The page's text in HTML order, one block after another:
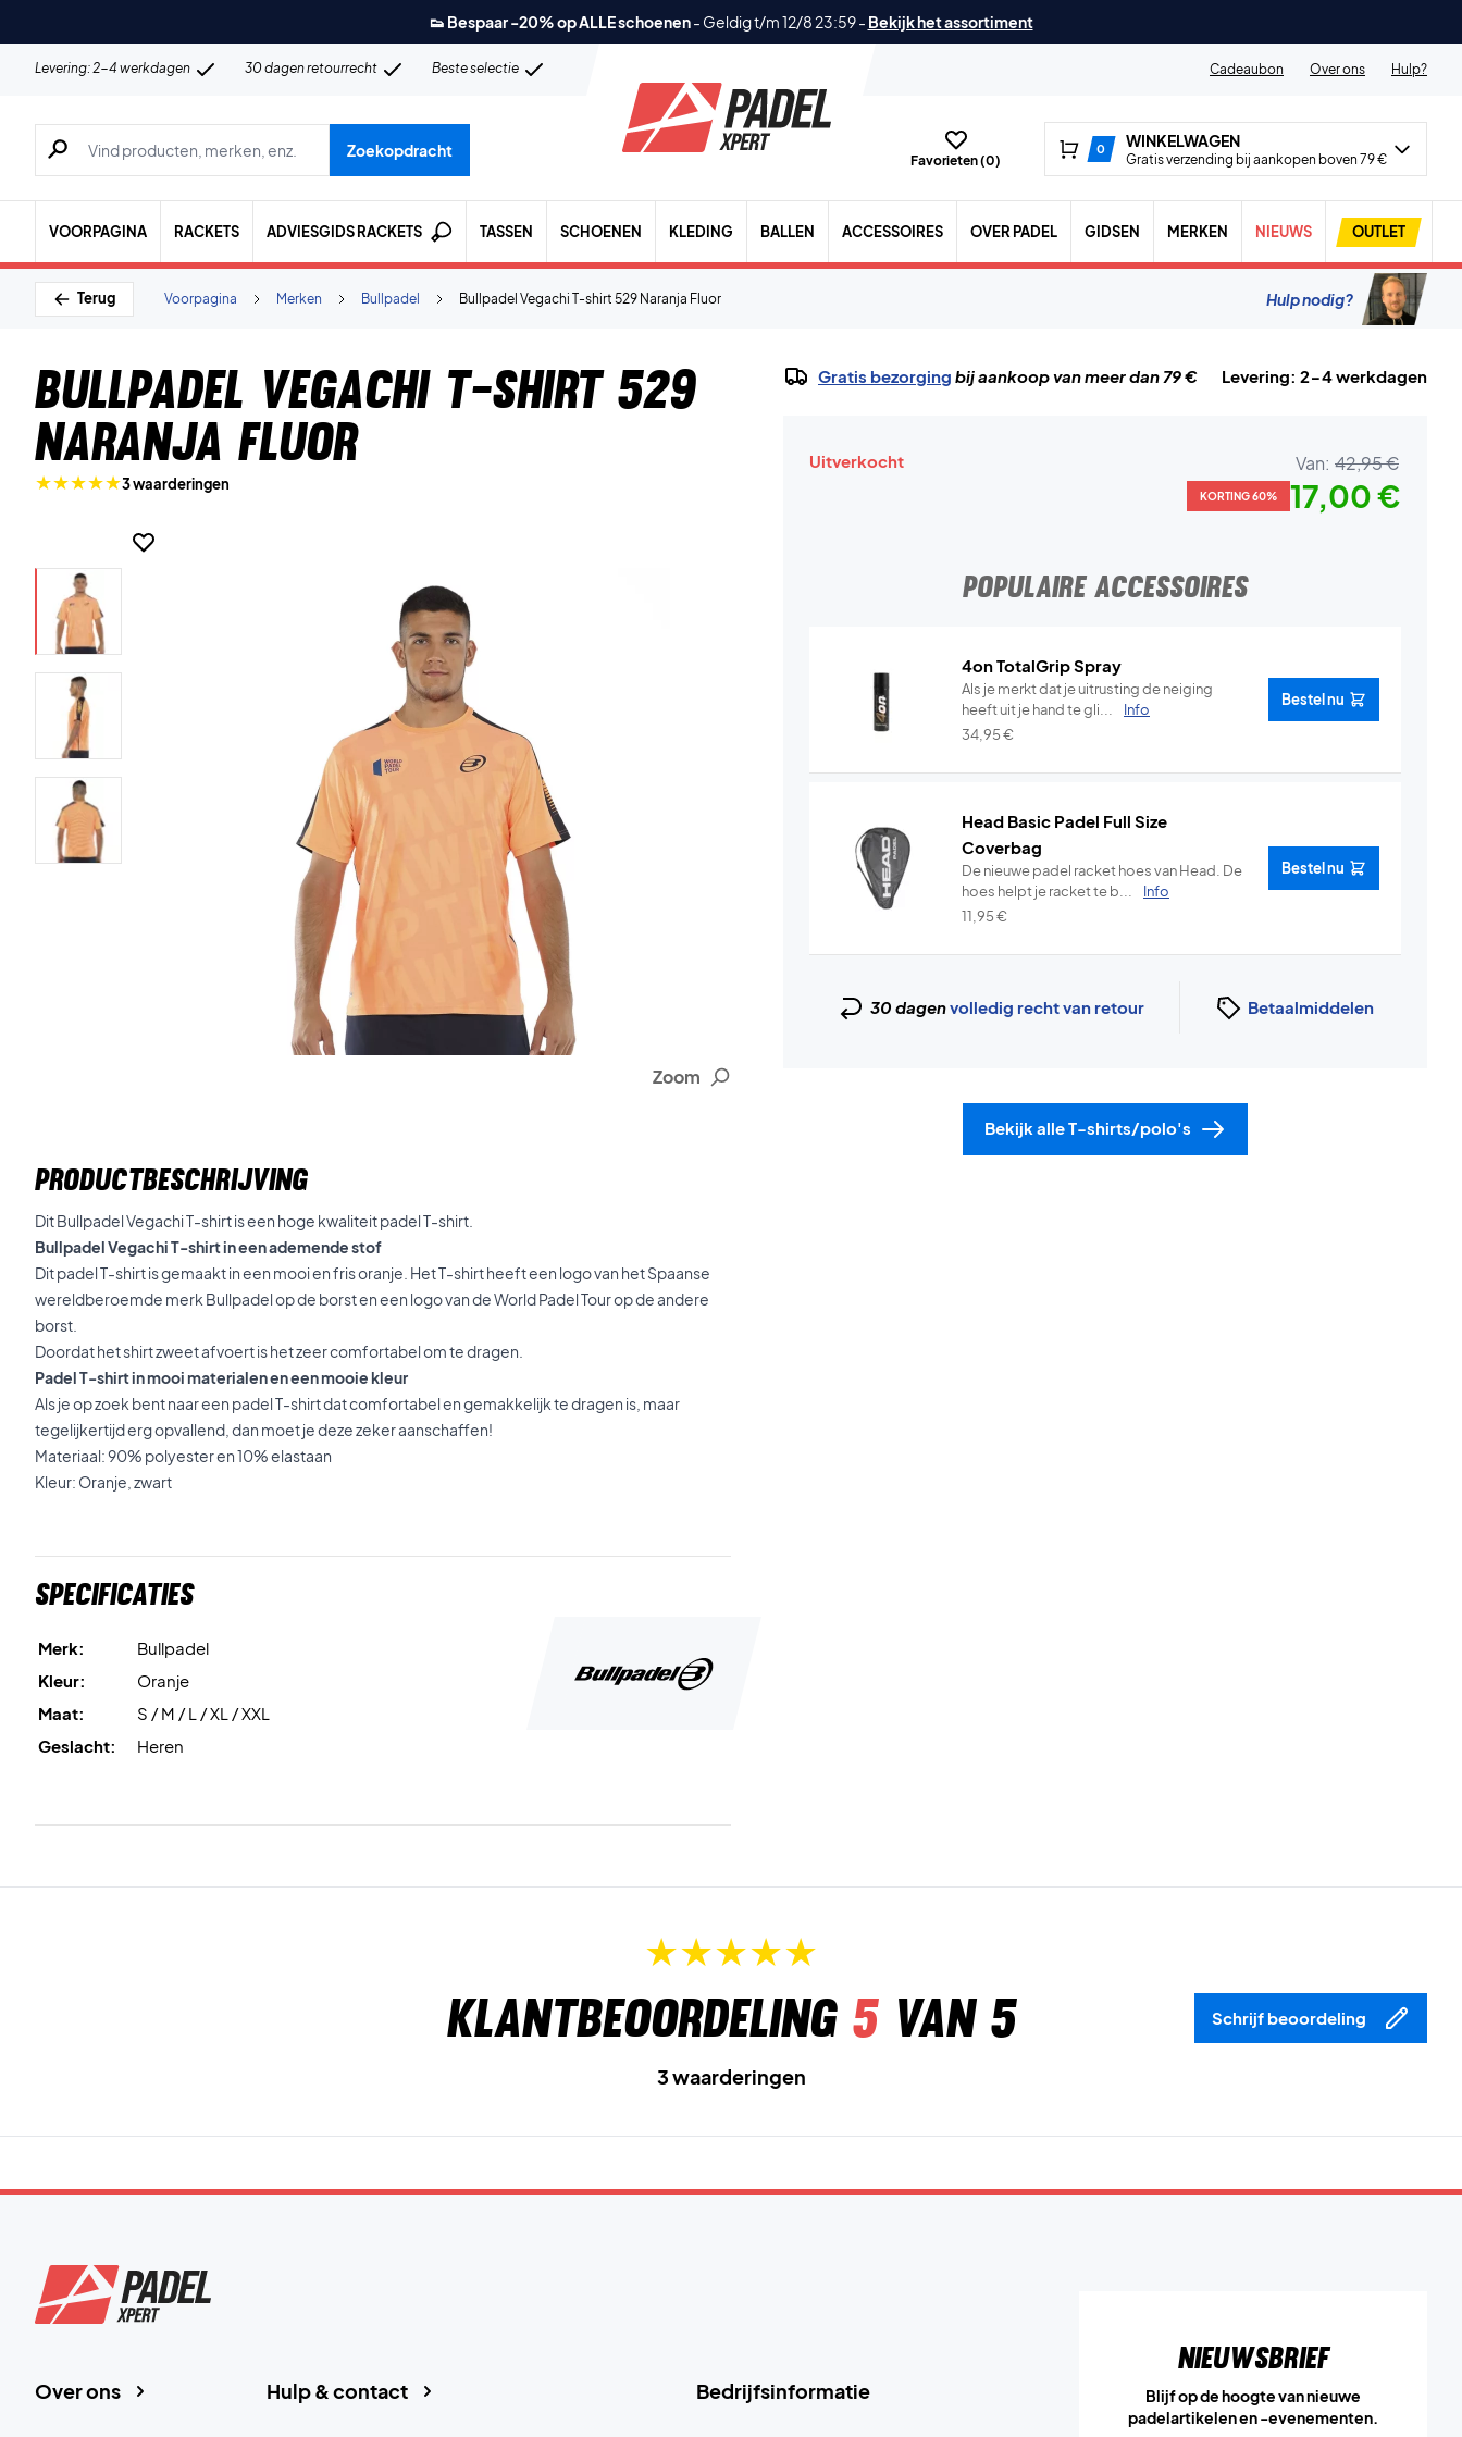
👟 Bespaar -20% op ALLE schoenen- Geldig t/m 12/8 23:59- Bekijk het assortiment
Levering: 2-4 werkdagen 30 dagen retourrecht Beste selectie Cadeaubon Over ons Hulp?
Zoeken naar producten, merken etc.
Zoekopdracht
Favorieten (0)
0 WINKELWAGEN
Gratis verzending bij aankopen boven 79 €
VOORPAGINA RACKETS ADVIESGIDS RACKETS TASSEN SCHOENEN KLEDING BALLEN ACCESSOIRES OVER PADEL GIDSEN MERKEN NIEUWS OUTLET
Terug Bullpadel Vegachi T-shirt 529 Naranja Fluor
Bullpadel
Merken
Voorpagina Hulp nodig?
Bullpadel Vegachi T-shirt 529
Naranja Fluor
3 waarderingen
Zoom
PRODUCTBESCHRIJVING
Dit Bullpadel Vegachi T-shirt is een hoge kwaliteit padel T-shirt.
Bullpadel Vegachi T-shirt in een ademende stof
Dit padel T-shirt is gemaakt in een mooi en fris oranje. Het T-shirt heeft een logo van het Spaanse
wereldberoemde merk Bullpadel op de borst en een logo van de World Padel Tour op de andere
borst.
Doordat het shirt zweet afvoert is het zeer comfortabel om te dragen.
Padel T-shirt in mooi materialen en een mooie kleur
Als je op zoek bent naar een padel T-shirt dat comfortabel en gemakkelijk te dragen is, maar
tegelijkertijd erg opvallend, dan moet je deze zeker aanschaffen!
Materiaal: 90% polyester en 10% elastaan
Kleur: Oranje, zwart
Specificaties
Merk:
Bullpadel
Kleur:
Oranje
Maat:
S / M / L / XL / XXL
Geslacht:
Heren
Gratis bezorging bij aankoop van meer dan 79 € Levering: 2-4 werkdagen
Uitverkocht Van: 42,95 €
KORTING 60% 17,00 €
POPULAIRE ACCESSOIRES
4on TotalGrip Spray
Als je merkt dat je uitrusting de neiging
heeft uit je hand te gli...
Info
34,95€
Bestel nu
Head Basic Padel Full Size
Coverbag
De nieuwe padel racket hoes van Head. De
hoes helpt je racket te b...
Info
11,95€
Bestel nu
30 dagenvolledig recht van retour Betaalmiddelen
Bekijk alle T-shirts/polo's
Klantbeoordeling 5van 5 Schrijf beoordeling
3 waarderingen
Bedrijfsinformatie
Hulp & contact
Over ons
Nieuwsbrief
Blijf op de hoogte van nieuwe
padelartikelen en -evenementen.